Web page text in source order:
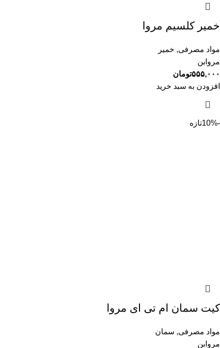
خمیر کلسیم مروا
مواد مصرفی, خمیر
مروابن
۵۵۵,۰۰۰تومان
افزودن به سبد خرید
-10% تازه
کیت سمان ام تی ای مروا
مواد مصرفی, سمان
مروابن